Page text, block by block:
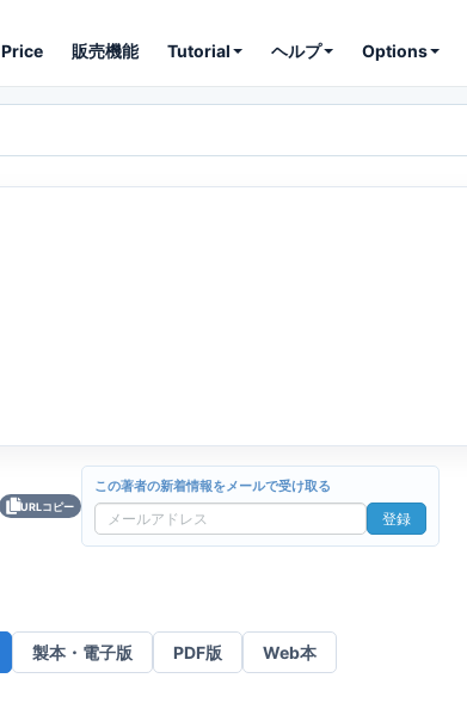
Price 販売機能 Tutorial ヘルプ Options
URLコピー
この著者の新着情報をメールで受け取る
メ
ド
レ
登録
製本・電子版 PDF版 Web本